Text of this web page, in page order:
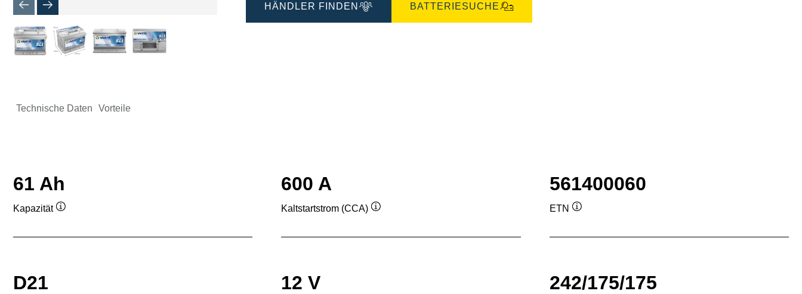
HÄNDLER FINDEN BATTERIESUCHE
Technische Daten Vorteile
61 Ah
Kapazität
600 A
Kaltstartstrom (CCA)
561400060
ETN
D21 12 V 242/175/175